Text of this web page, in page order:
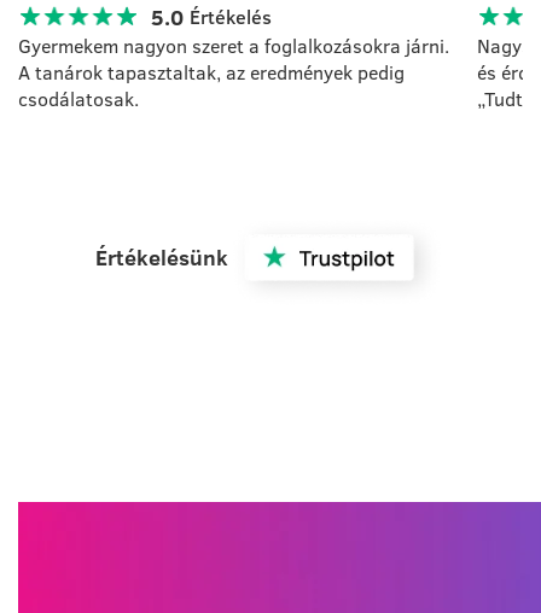
5.0 Értékelés
Gyermekem nagyon szeret a foglalkozásokra járni.
A tanárok tapasztaltak, az eredmények pedig
csodálatosak.
és
Értékelésünk